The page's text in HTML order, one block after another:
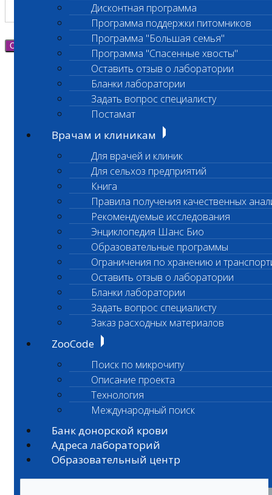
Дисконтная программа
Программа поддержки питомников
Программа "Большая семья"
Программа "Спасенные хвосты"
Оставить отзыв о лаборатории
Бланки лаборатории
Задать вопрос специалисту
Постамат
Врачам и клиникам
Для врачей и клиник
Для сельхоз предприятий
Книга
Правила получения качественных
Рекомендуемые исследования
Энциклопедия Шанс Био
Образовательные программы
Ограничения по хранению и
Оставить отзыв о лаборатории
Бланки лаборатории
Задать вопрос специалисту
Заказ расходных материалов
ZooCode
Поиск по микрочипу
Описание проекта
Технология
Международный поиск
Банк донорской крови
Адреса лабораторий
Образовательный центр
Отправить